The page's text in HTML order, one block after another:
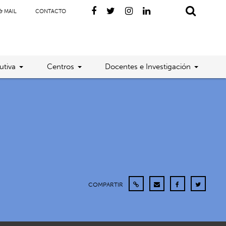
MAIL CONTACTO
Centros Docentes e Investigación
COMPARTIR